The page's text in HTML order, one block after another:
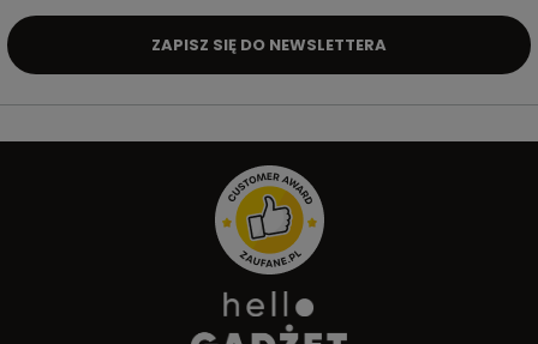
ZAPISZ SIĘ DO NEWSLETTERA